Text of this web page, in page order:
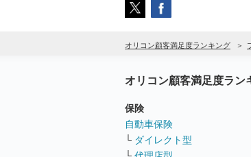
オリコン顧客満足度ランキング
オリコン顧客満足度ラン
保険
自動車保険
└ ダイレクト型